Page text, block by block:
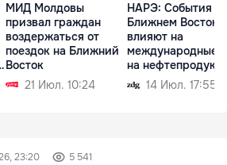
МИД Молдовы
призвал граждан
воздержаться от
поездок на Ближний
Восток
21 Июл. 10:24
НАРЭ: События на
Ближнем Востоке
влияют на
международные
на
14 Июл. 17:55
23:20 5 541